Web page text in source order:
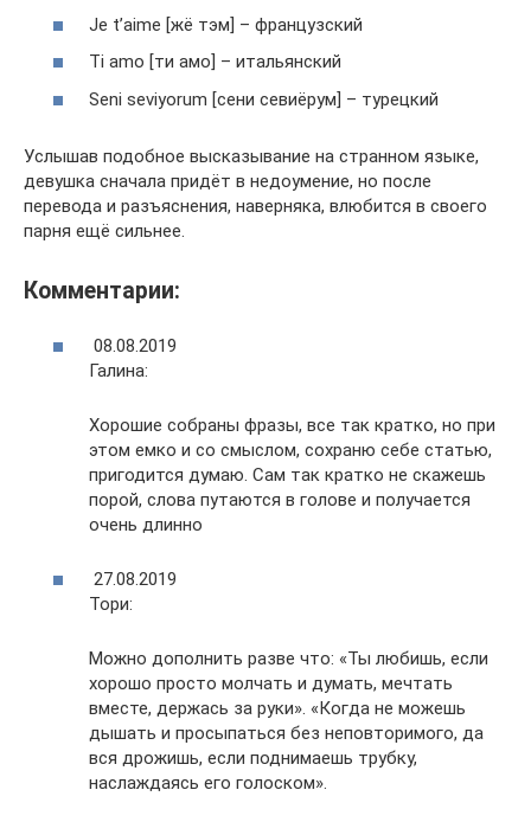
Je t’aime [жё тэм] – французский
Ti amo [ти амо] – итальянский
Seni seviyorum [сени севиёрум] – турецкий
Услышав подобное высказывание на странном языке,
девушка сначала придёт в недоумение, но после
перевода и разъяснения, наверняка, влюбится в своего
парня ещё сильнее.
Комментарии:
08.08.2019
Галина:
Хорошие собраны фразы, все так кратко, но при
этом емко и со смыслом, сохраню себе статью,
пригодится думаю. Сам так кратко не скажешь
порой, слова путаются в голове и получается
очень длинно
27.08.2019
Тори:
Можно дополнить разве что: «Ты любишь, если
хорошо просто молчать и думать, мечтать
вместе, держась за руки». «Когда не можешь
дышать и просыпаться без неповторимого, да
вся дрожишь, если поднимаешь трубку,
наслаждаясь его голоском».